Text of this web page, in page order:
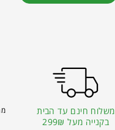
משלוח חינם עד הבית
בקנייה מעל 299₪